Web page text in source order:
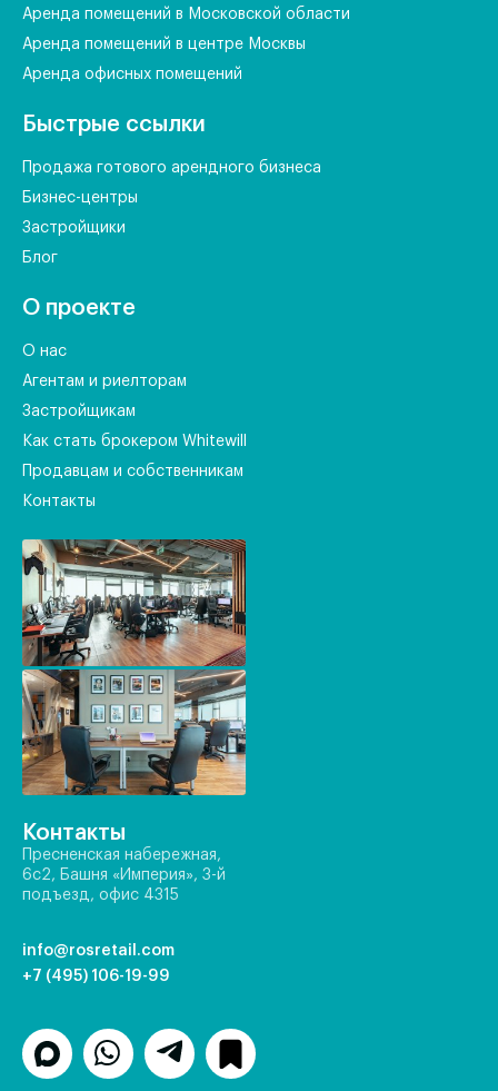
Аренда помещений в Московской области
Аренда помещений в центре Москвы
Аренда офисных помещений
Быстрые ссылки
Продажа готового арендного бизнеса
Бизнес-центры
Застройщики
Блог
О проекте
О нас
Агентам и риелторам
Застройщикам
Как стать брокером Whitewill
Продавцам и собственникам
Контакты
Контакты
Пресненская набережная,
6с2, Башня «Империя», 3-й
подъезд, офис 4315
info@rosretail.com
+7 (495) 106-19-99